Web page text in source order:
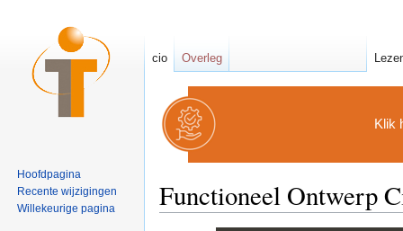
Klik
Functioneel Ontwerp
cio Overleg
Hoofdpagina
Recente wijzigingen
Willekeurige pagina